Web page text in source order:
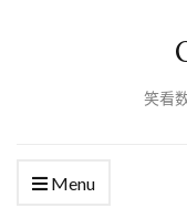
笑看
Menu